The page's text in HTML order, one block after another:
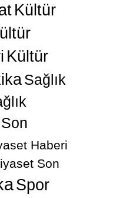
Kültür
Kültür
Sağlık
Haberi
Son
Spor